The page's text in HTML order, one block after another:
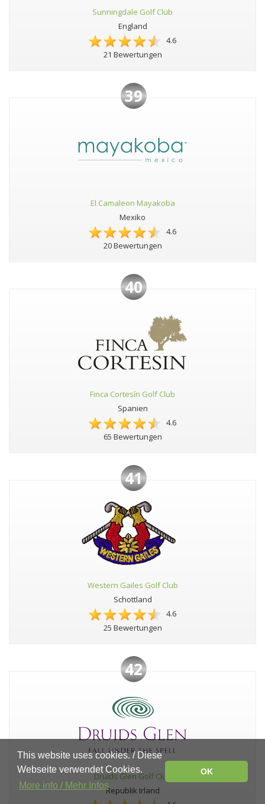
Sunningdale Golf Club
England
4.6
21 Bewertungen
39
El Camaleon Mayakoba
Mexiko
4.6
20 Bewertungen
40
Finca Cortesín Golf Club
Spanien
4.6
65 Bewertungen
41
Western Gailes Golf Club
Schottland
4.6
25 Bewertungen
42
Druids Glen Golf Club
Republik Irland
This website uses cookies. / Diese
Webseite verwendet Cookies.
More info / Mehr Infos
OK